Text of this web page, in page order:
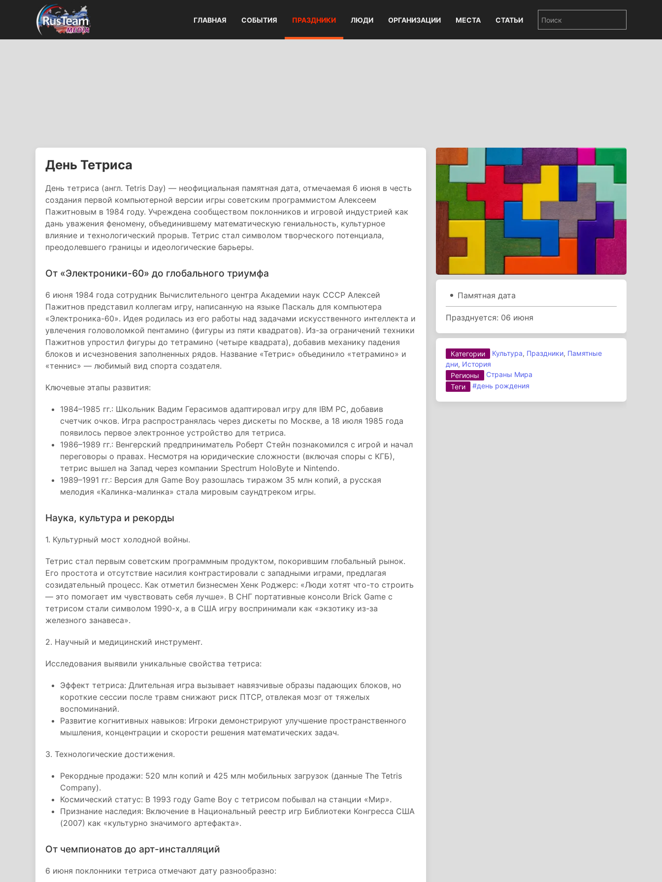
ГЛАВНАЯ СОБЫТИЯ ПРАЗДНИКИ ЛЮДИ ОРГАНИЗАЦИИ МЕСТА СТАТЬИ
День Тетриса
День тетриса (англ. Tetris Day) — неофициальная памятная дата, отмечаемая 6 июня в честь
создания первой компьютерной версии игры советским программистом Алексеем
Пажитновым в 1984 году. Учреждена сообществом поклонников и игровой индустрией как
дань уважения феномену, объединившему математическую гениальность, культурное
влияние и технологический прорыв. Тетрис стал символом творческого потенциала,
преодолевшего границы и идеологические барьеры.
От «Электроники-60» до глобального триумфа
6 июня 1984 года сотрудник Вычислительного центра Академии наук СССР Алексей
Пажитнов представил коллегам игру, написанную на языке Паскаль для компьютера
«Электроника-60». Идея родилась из его работы над задачами искусственного интеллекта и
увлечения головоломкой пентамино (фигуры из пяти квадратов). Из-за ограничений техники
Пажитнов упростил фигуры до тетрамино (четыре квадрата), добавив механику падения
блоков и исчезновения заполненных рядов. Название «Тетрис» объединило «тетрамино» и
«теннис» — любимый вид спорта создателя.
Ключевые этапы развития:
1984–1985 гг.: Школьник Вадим Герасимов адаптировал игру для IBM PC, добавив
счетчик очков. Игра распространялась через дискеты по Москве, а 18 июля 1985 года
появилось первое электронное устройство для тетриса.
1986–1989 гг.: Венгерский предприниматель Роберт Стейн познакомился с игрой и начал
переговоры о правах. Несмотря на юридические сложности (включая споры с КГБ),
тетрис вышел на Запад через компании Spectrum HoloByte и Nintendo.
1989–1991 гг.: Версия для Game Boy разошлась тиражом 35 млн копий, а русская
мелодия «Калинка-малинка» стала мировым саундтреком игры.
Наука, культура и рекорды
1. Культурный мост холодной войны.
Тетрис стал первым советским программным продуктом, покорившим глобальный рынок.
Его простота и отсутствие насилия контрастировали с западными играми, предлагая
созидательный процесс. Как отметил бизнесмен Хенк Роджерс: «Люди хотят что-то строить
— это помогает им чувствовать себя лучше». В СНГ портативные консоли Brick Game с
тетрисом стали символом 1990-х, а в США игру воспринимали как «экзотику из-за
железного занавеса».
2. Научный и медицинский инструмент.
Исследования выявили уникальные свойства тетриса:
Эффект тетриса: Длительная игра вызывает навязчивые образы падающих блоков, но
короткие сессии после травм снижают риск ПТСР, отвлекая мозг от тяжелых
воспоминаний.
Развитие когнитивных навыков: Игроки демонстрируют улучшение пространственного
мышления, концентрации и скорости решения математических задач.
3. Технологические достижения.
Рекордные продажи: 520 млн копий и 425 млн мобильных загрузок (данные The Tetris
Company).
Космический статус: В 1993 году Game Boy с тетрисом побывал на станции «Мир».
Признание наследия: Включение в Национальный реестр игр Библиотеки Конгресса США
(2007) как «культурно значимого артефакта».
От чемпионатов до арт-инсталляций
6 июня поклонники тетриса отмечают дату разнообразно:
Памятная дата
Празднуется: 06 июня
Категории Культура, Праздники, Памятные
дни, История
Регионы
Страны Мира
Теги
#день рождения